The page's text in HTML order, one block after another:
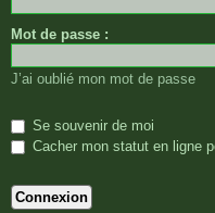
Mot de passe :
J’ai oublié mon mot de passe
Se souvenir de moi
Cacher mon statut en ligne